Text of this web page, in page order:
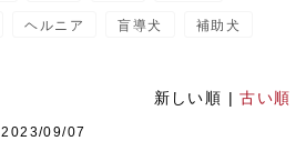
ヘルニア 盲導犬 補助犬
新しい順 |古い順
2023/09/07